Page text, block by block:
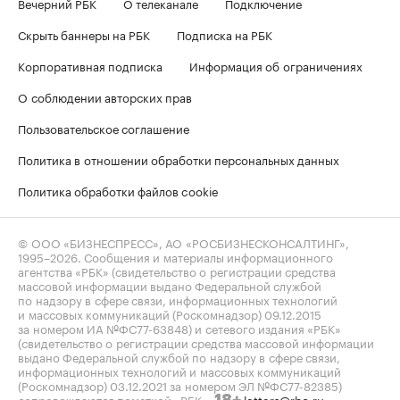
Скрыть баннеры на РБК
Подписка на РБК
Корпоративная подписка
Информация об ограничениях
О соблюдении авторских прав
Пользовательское соглашение
Политика в отношении обработки персональных данных
Политика обработки файлов cookie
© ООО «БИЗНЕСПРЕСС», АО «РОСБИЗНЕСКОНСАЛТИНГ»,
1995–2026 . Сообщения и материалы информационного
агентства «РБК» (свидетельство о регистрации средства
массовой информации выдано Федеральной службой
по надзору в сфере связи, информационных технологий
и массовых коммуникаций (Роскомнадзор) 09.12.2015
за номером ИА №ФС77-63848) и сетевого издания «РБК»
(свидетельство о регистрации средства массовой информации
выдано Федеральной службой по надзору в сфере связи,
информационных технологий и массовых коммуникаций
(Роскомнадзор) 03.12.2021 за номером ЭЛ №ФС77-82385)